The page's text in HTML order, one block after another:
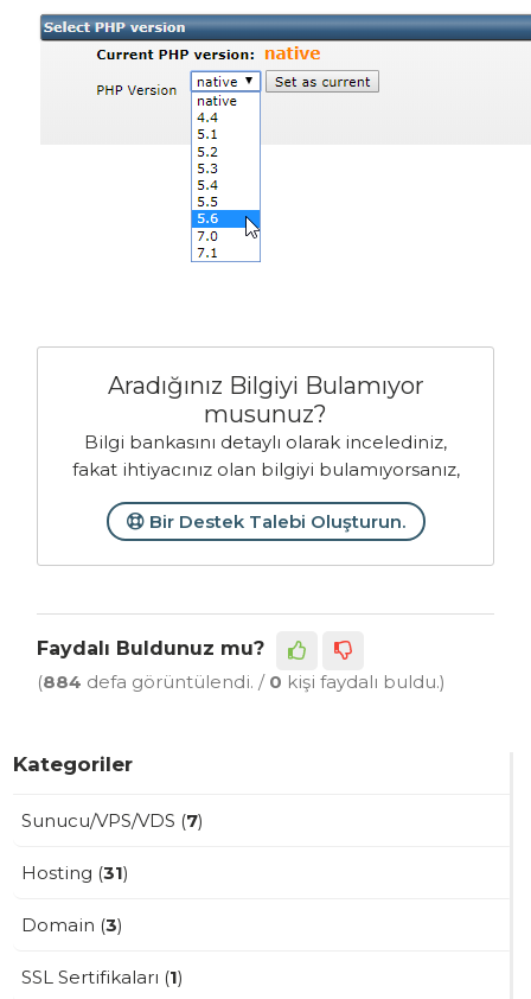
Aradığınız Bilgiyi Bulamıyor
musunuz?
Bilgi bankasını detaylı olarak incelediniz,
fakat ihtiyacınız olan bilgiyi bulamıyorsanız,
Bir Destek Talebi Oluşturun.
Faydalı Buldunuz mu?
(884 defa görüntülendi. / 0 kişi faydalı buldu.)
Kategoriler
Sunucu/VPS/VDS (7)
Hosting (31)
Domain (3)
SSL Sertifikaları (1)